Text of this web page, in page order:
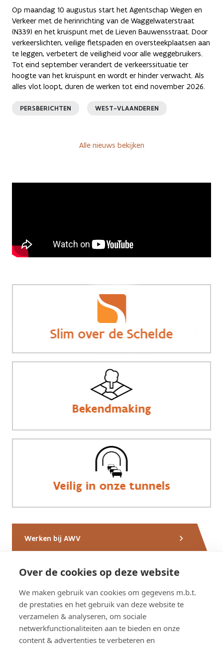
Over de cookies op deze website
We maken gebruik van cookies om gegevens m.b.t.
de prestaties en het gebruik van deze website te
verzamelen & analyseren, om sociale
netwerkfunctionaliteiten aan te bieden en onze
content & advertenties te verbeteren en
Op maandag 10 augustus start het Agentschap Wegen en
Verkeer met de herinrichting van de Waggelwaterstraat
(N339) en het kruispunt met de Lieven Bauwensstraat. Door
verkeerslichten, veilige fietspaden en oversteekplaatsen aan
te leggen, verbetert de veiligheid voor alle weggebruikers.
Tot eind september verandert de verkeerssituatie ter
hoogte van het kruispunt en wordt er hinder verwacht. Als
alles vlot loopt, duren de werken tot eind november 2026.
PERSBERICHTEN WEST-VLAANDEREN
Alle nieuws bekijken
Werken bij AWV
Contacteer ons